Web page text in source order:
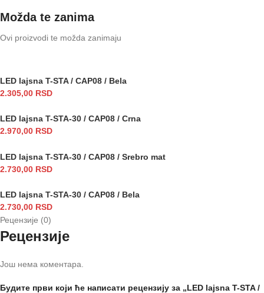
Možda te zanima
Ovi proizvodi te možda zanimaju
LED lajsna T-STA / CAP08 / Bela
2.305,00 RSD
LED lajsna T-STA-30 / CAP08 / Crna
2.970,00 RSD
LED lajsna T-STA-30 / CAP08 / Srebro mat
2.730,00 RSD
LED lajsna T-STA-30 / CAP08 / Bela
2.730,00 RSD
Рецензије (0)
Рецензије
Још нема коментара.
Будите први који ће написати рецензију за „LED lajsna T-STA /